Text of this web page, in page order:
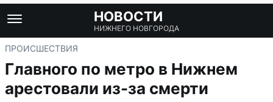
НОВОСТИ
НИЖНЕГО НОВГОРОДА
ПРОИСШЕСТВИЯ
Главного по метро в Нижнем
арестовали из-за смерти